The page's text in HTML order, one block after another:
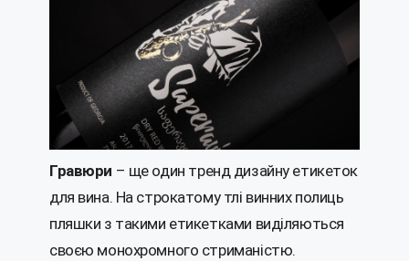
Гравюри – ще один тренд дизайну етикеток
для вина. На строкатому тлі винних полиць
пляшки з такими етикетками виділяються
своєю монохромного стриманістю.